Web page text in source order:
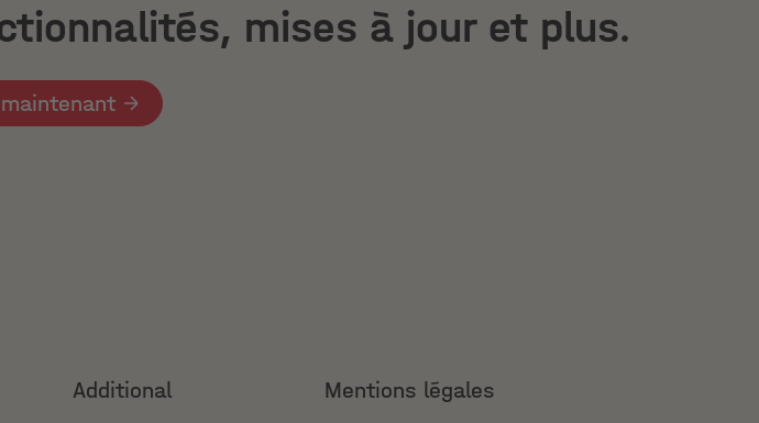
mises à jour et plus.
Additional
Mentions légales